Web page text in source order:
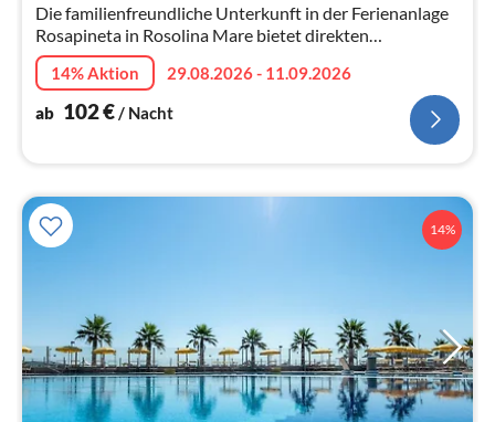
Die familienfreundliche Unterkunft in der Ferienanlage
Rosapineta in Rosolina Mare bietet direkten
Strandzugang, Pools, Unterhaltung für Kinder und
Erwachsene, Restaurants, Superma...
14% Aktion
29.08.2026 - 11.09.2026
ab 102€/ Nacht
14%